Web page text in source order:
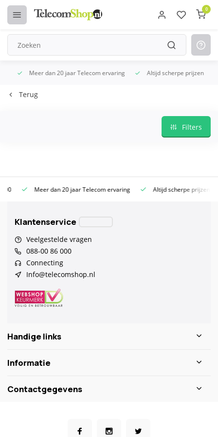
0
Meer dan 20 jaar Telecom ervaring Altijd scherpe prijzen
Terug
Filters
Meer dan 20 jaar Telecom ervaring Altijd scherpe prijzen
Klantenservice
Veelgestelde vragen
088-00 86 000
Connecting
Info@telecomshop.nl
Handige links
Informatie
Contactgegevens